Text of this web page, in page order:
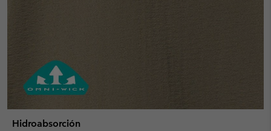
Hidroabsorción